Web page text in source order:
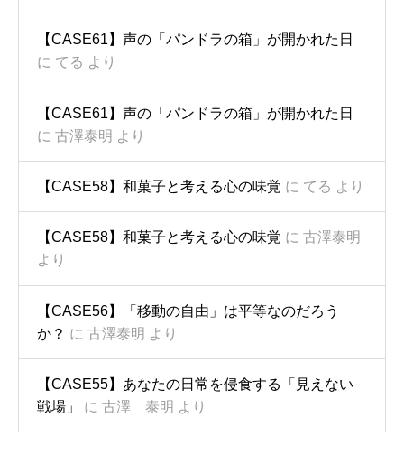
【CASE61】声の「パンドラの箱」が開かれた日
に てる より
【CASE61】声の「パンドラの箱」が開かれた日
に 古澤泰明 より
【CASE58】和菓子と考える心の味覚 に てる より
【CASE58】和菓子と考える心の味覚 に 古澤泰明
より
【CASE56】「移動の自由」は平等なのだろう
か？ に 古澤泰明 より
【CASE55】あなたの日常を侵食する「見えない
戦場」
に 古澤 泰明 より